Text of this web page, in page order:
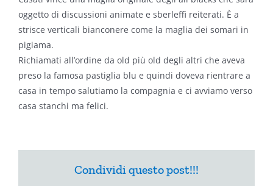
oggetto di discussioni animate e sberleffi reiterati. È a
strisce verticali bianconere come la maglia dei somari in
pigiama.
Richiamati all’ordine da old più old degli altri che aveva
preso la famosa pastiglia blu e quindi doveva rientrare a
casa in tempo salutiamo la compagnia e ci avviamo verso
casa stanchi ma felici.
Condividi questo post!!!